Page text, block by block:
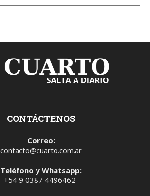
CONTÁCTENOS
Correo:
contacto@cuarto.com.ar
Teléfono y Whatsapp:
+54 9 0387 4496462